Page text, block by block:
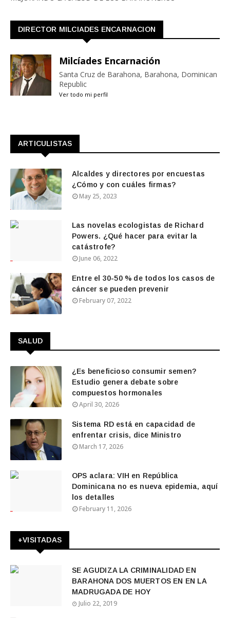
DIRECTOR MILCIADES ENCARNACION
Milcíades Encarnación
Santa Cruz de Barahona, Barahona, Dominican
Republic
Ver todo mi perfil
ARTICULISTAS
Alcaldes y directores por encuestas
¿Cómo y con cuáles firmas?
May 25, 2023
Las novelas ecologistas de Richard
Powers. ¿Qué hacer para evitar la
catástrofe?
June 06, 2022
Entre el 30-50 % de todos los casos de
cáncer se pueden prevenir
February 07, 2022
SALUD
¿Es beneficioso consumir semen?
Estudio genera debate sobre
compuestos hormonales
April 30, 2026
Sistema RD está en capacidad de
enfrentar crisis, dice Ministro
March 17, 2026
OPS aclara: VIH en República
Dominicana no es nueva epidemia, aquí
los detalles
February 11, 2026
+VISITADAS
SE AGUDIZA LA CRIMINALIDAD EN
BARAHONA DOS MUERTOS EN EN LA
MADRUGADA DE HOY
Julio 22, 2019